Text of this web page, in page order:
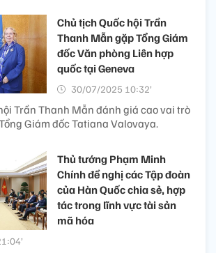
Chủ tịch Quốc hội Trần
Thanh Mẫn gặp Tổng Giám
đốc Văn phòng Liên hợp
quốc tại Geneva
30/07/2025 10:32’
Trần Thanh Mẫn đánh giá cao vai trò
Giám đốc Tatiana Valovaya.
Thủ tướng Phạm Minh
Chính đề nghị các Tập đoàn
của Hàn Quốc chia sẻ, hợp
tác trong lĩnh vực tài sản
mã hóa